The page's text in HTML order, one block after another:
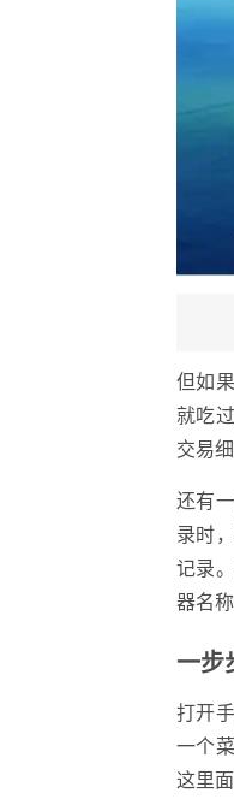
但如
就吃
交易
还有
录时
记录
器名
一步
打开
一个
这里